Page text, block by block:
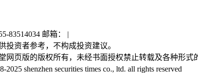
83514034 邮箱： |
投资者参考，不构成投资建议。
网页版的版权所有，未经书面授权禁止转载及各种形式
shenzhen securities times co., ltd. all rights reserved